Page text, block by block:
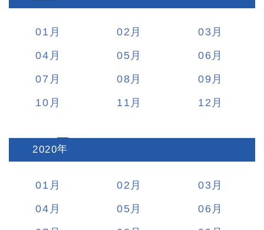
01 02
03
04
05
06
07
08
09
10
11 12
2020:
01 02
03
04
05
06